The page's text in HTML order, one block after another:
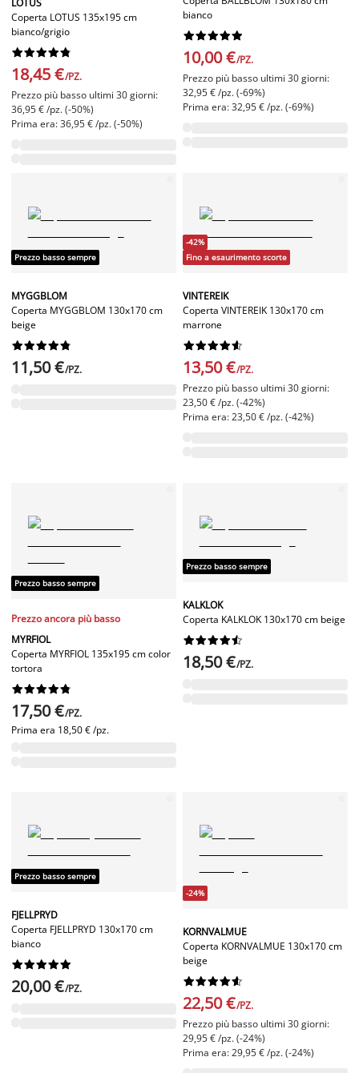
LOTUS
Coperta LOTUS 135x195 cm
bianco/grigio






18,45 €/PZ.
Prezzo più basso ultimi 30 giorni:
36,95 € /pz. (-50%)
Prima era: 36,95 € /pz. (-50%)
bianco






10,00 €/PZ.
Prezzo più basso ultimi 30 giorni:
32,95 € /pz. (-69%)
Prima era: 32,95 € /pz. (-69%)
Prezzo basso sempre
MYGGBLOM
Coperta MYGGBLOM 130x170 cm
beige






11,50 €/PZ.
-42%
Fino a esaurimento scorte
VINTEREIK
Coperta VINTEREIK 130x170 cm
marrone






13,50 €/PZ.
Prezzo più basso ultimi 30 giorni:
23,50 € /pz. (-42%)
Prima era: 23,50 € /pz. (-42%)
Prezzo basso sempre
Prezzo ancora più basso
MYRFIOL
Coperta MYRFIOL 135x195 cm color
tortora






17,50 €/PZ.
Prima era 18,50 € /pz.
Prezzo basso sempre
KALKLOK
Coperta KALKLOK 130x170 cm beige






18,50 €/PZ.
Prezzo basso sempre
FJELLPRYD
Coperta FJELLPRYD 130x170 cm
bianco






20,00 €/PZ.
-24%
KORNVALMUE
Coperta KORNVALMUE 130x170 cm
beige






22,50 €/PZ.
Prezzo più basso ultimi 30 giorni:
29,95 € /pz. (-24%)
Prima era: 29,95 € /pz. (-24%)